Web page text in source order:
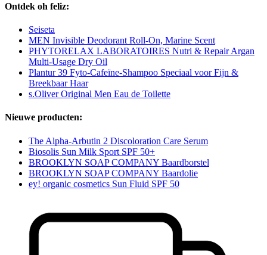
Ontdek oh feliz:
Seiseta
MEN Invisible Deodorant Roll-On, Marine Scent
PHYTORELAX LABORATOIRES Nutri & Repair Argan
Multi-Usage Dry Oil
Plantur 39 Fyto-Cafeïne-Shampoo Speciaal voor Fijn &
Breekbaar Haar
s.Oliver Original Men Eau de Toilette
Nieuwe producten:
The Alpha-Arbutin 2 Discoloration Care Serum
Biosolis Sun Milk Sport SPF 50+
BROOKLYN SOAP COMPANY Baardborstel
BROOKLYN SOAP COMPANY Baardolie
ey! organic cosmetics Sun Fluid SPF 50